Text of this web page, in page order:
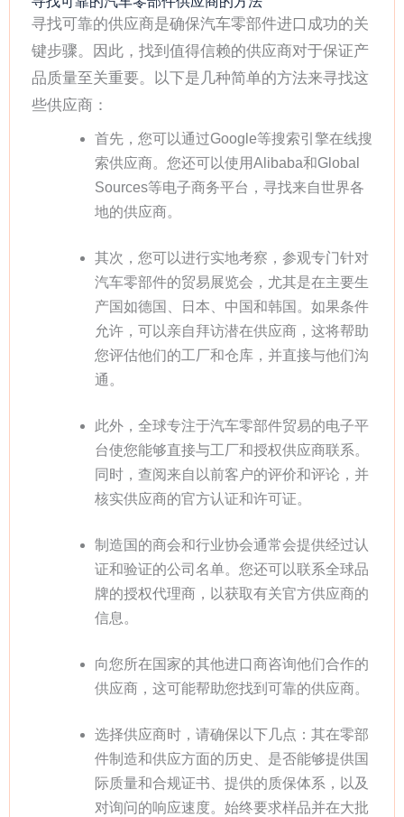
寻找可靠的供应商是确保汽车零部件进口成功的关
键步骤。因此，找到值得信赖的供应商对于保证产
品质量至关重要。以下是几种简单的方法来寻找这
些供应商：
首先，您可以通过Google等搜索引擎在线搜
索供应商。您还可以使用Alibaba和Global
Sources等电子商务平台，寻找来自世界各
地的供应商。
其次，您可以进行实地考察，参观专门针对
汽车零部件的贸易展览会，尤其是在主要生
产国如德国、日本、中国和韩国。如果条件
允许，可以亲自拜访潜在供应商，这将帮助
您评估他们的工厂和仓库，并直接与他们沟
通。
此外，全球专注于汽车零部件贸易的电子平
台使您能够直接与工厂和授权供应商联系。
同时，查阅来自以前客户的评价和评论，并
核实供应商的官方认证和许可证。
制造国的商会和行业协会通常会提供经过认
证和验证的公司名单。您还可以联系全球品
牌的授权代理商，以获取有关官方供应商的
信息。
向您所在国家的其他进口商咨询他们合作的
供应商，这可能帮助您找到可靠的供应商。
选择供应商时，请确保以下几点：其在零部
件制造和供应方面的历史、是否能够提供国
际质量和合规证书、提供的质保体系，以及
对询问的响应速度。始终要求样品并在大批